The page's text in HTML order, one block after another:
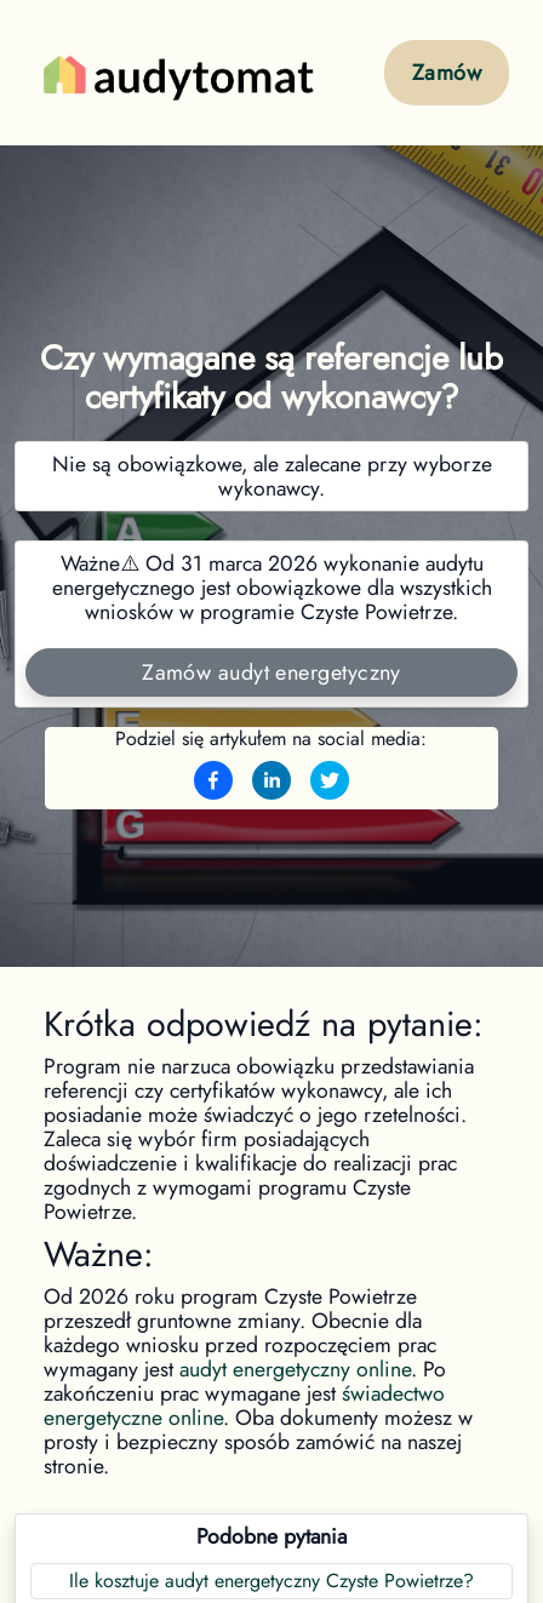
Zamów
Czy wymagane są referencje lub
certyfikaty od wykonawcy?
Nie są obowiązkowe, ale zalecane przy wyborze
wykonawcy.
Ważne⚠️ Od 31 marca 2026 wykonanie audytu
energetycznego jest obowiązkowe dla wszystkich
wniosków w programie Czyste Powietrze.
Zamów audyt energetyczny
Podziel się artykułem na social media:
Krótka odpowiedź na pytanie:
Program nie narzuca obowiązku przedstawiania
referencji czy certyfikatów wykonawcy, ale ich
posiadanie może świadczyć o jego rzetelności.
Zaleca się wybór firm posiadających
doświadczenie i kwalifikacje do realizacji prac
zgodnych z wymogami programu Czyste
Powietrze.
Ważne:
Od 2026 roku program Czyste Powietrze
przeszedł gruntowne zmiany. Obecnie dla
każdego wniosku przed rozpoczęciem prac
wymagany jestaudyt energetyczny online. Po
zakończeniu prac wymagane jestświadectwo
energetyczne online. Oba dokumenty możesz w
prosty i bezpieczny sposób zamówić na naszej
stronie.
Podobne pytania
Ile kosztuje audyt energetyczny Czyste Powietrze?